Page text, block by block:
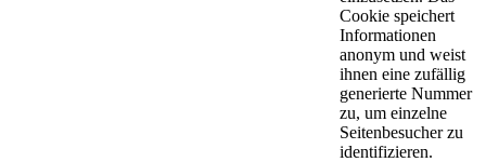
Cookie speichert
Informationen
anonym und weist
ihnen eine zufällig
generierte Nummer
zu, um einzelne
Seitenbesucher zu
identifizieren.